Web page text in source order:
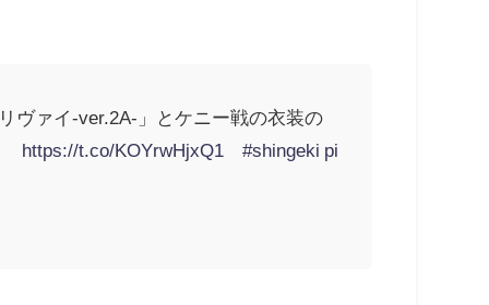
ヴァイ-ver.2A-」とケニー戦の衣装の
https://t.co/KOYrwHjxQ1 #shingeki pi